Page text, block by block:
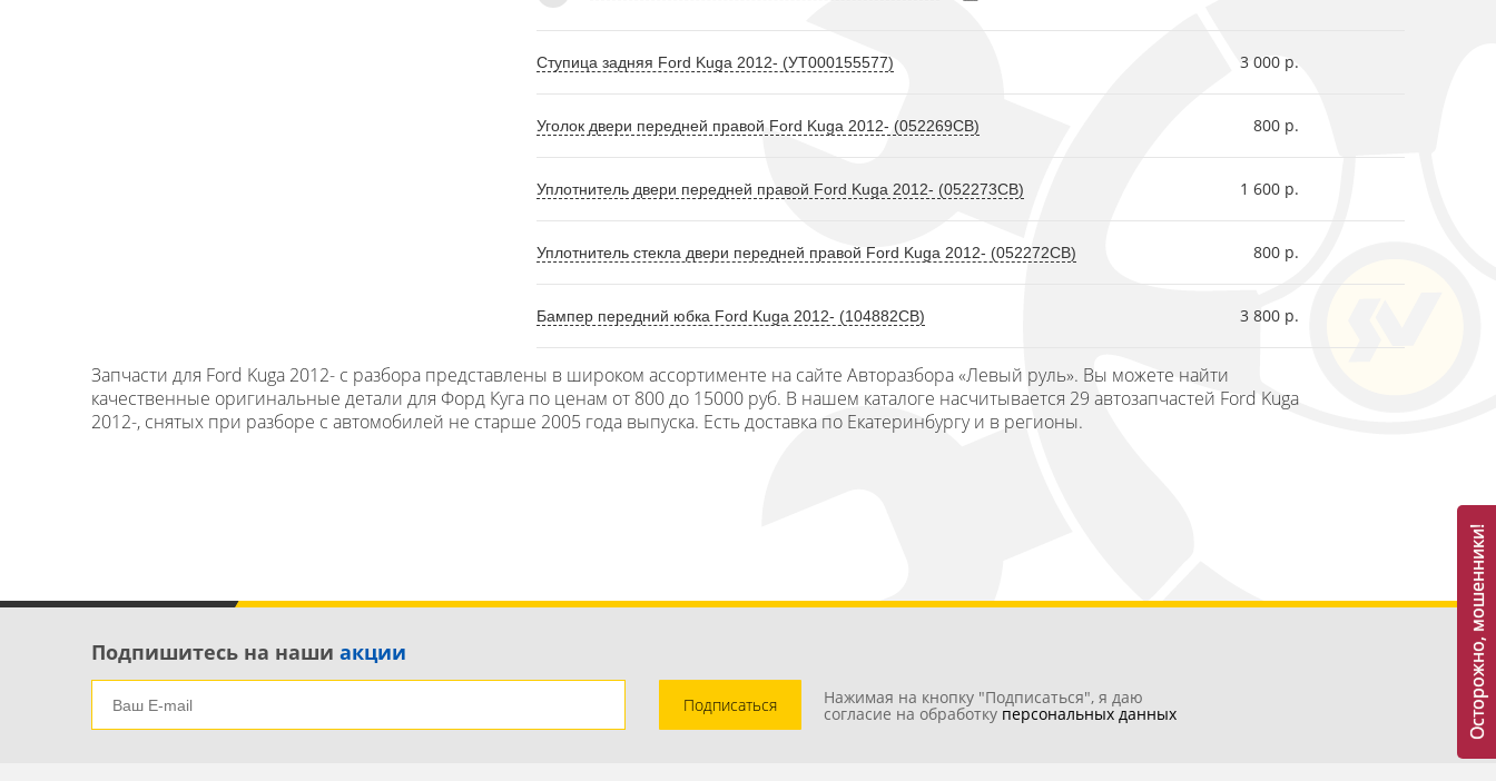
Ступица задняя Ford Kuga 2012- (УТ000155577) 3 000 р.
Уголок двери передней правой Ford Kuga 2012- (052269СВ) 800 р.
Уплотнитель двери передней правой Ford Kuga 2012- (052273СВ) 1 600 р.
Уплотнитель стекла двери передней правой Ford Kuga 2012- (052272СВ) 800 р.
Бампер передний юбка Ford Kuga 2012- (104882СВ) 3 800 р.
Запчасти для Ford Kuga 2012- с разбора представлены в широком ассортименте на сайте Авторазбора «Левый руль». Вы можете найти
качественные оригинальные детали для Форд Куга по ценам от 800 до 15000 руб. В нашем каталоге насчитывается 29 автозапчастей Ford Kuga
2012-, снятых при разборе с автомобилей не старше 2005 года выпуска. Есть доставка по Екатеринбургу и в регионы.
Подпишитесь на наши акции
Подписаться Нажимая на кнопку "Подписаться", я даю
согласие на обработку персональных данных Осторожно, мошенники!